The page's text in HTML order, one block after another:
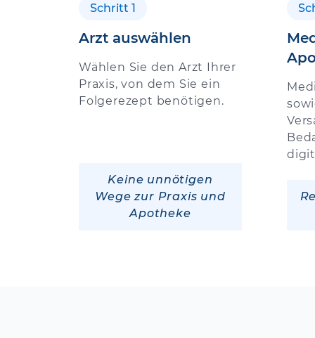
Schritt 1
Arzt auswählen
Wählen Sie den Arzt Ihrer
Praxis, von dem Sie ein
Folgerezept benötigen.
Keine unnötigen
Wege zur Praxis und
Apotheke